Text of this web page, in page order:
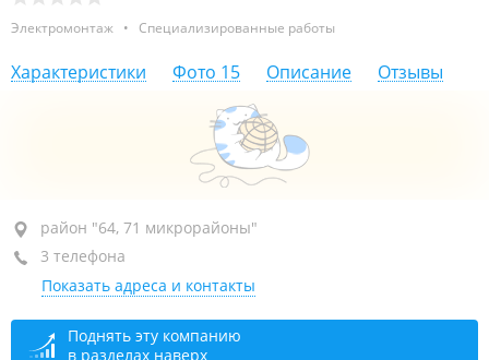
Электромонтаж • Специализированные работы
Характеристики Фото 15 Описание Отзывы
район "64, 71 микрорайоны", ул. Нейбута, 21
+7 924 730-70-71
+7 (423) 200-70-71
+7 908 441-42-36
район "64, 71 микрорайоны"
3 телефона
Показать адреса и контакты
Поднять эту компанию
в разделах наверх